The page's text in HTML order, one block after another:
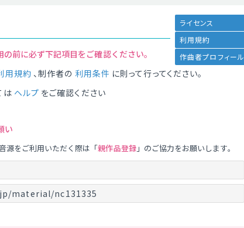
ライセンス
利用規約
作曲者プロフィール
前に必ず下記項目をご確認ください。
用規約 、制作者の 利用条件 に則って行ってください。
は ヘルプ をご確認ください
い
源をご利用いただく際は「親作品登録」のご協力をお願いします。
material/nc131335